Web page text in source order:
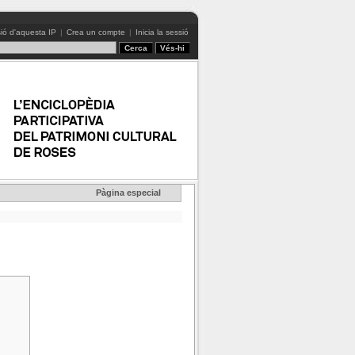
d'aquesta IP | Crea un compte | Inicia la sessió
Pàgina especial